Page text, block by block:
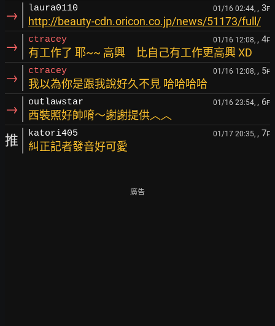
→ laura0110 01/16 02:44, , 3F
http://beauty-cdn.oricon.co.jp/news/51173/full/
→ ctracey 01/16 12:08, , 4F
有工作了 耶~~ 高興 比自己有工作更高興 XD
→ ctracey 01/16 12:08, , 5F
我以為你是跟我說好久不見 哈哈哈哈
→ outlawstar 01/16 23:54, , 6F
西裝照好帥唷～謝謝提供︿︿
推 katori405 01/17 20:35, , 7F
糾正記者發音好可愛
廣告